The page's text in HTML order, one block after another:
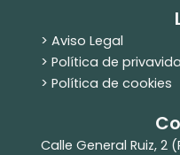
> Aviso Legal
> Política de
> Política de cookies
Calle General Ruiz, 2